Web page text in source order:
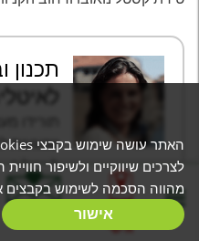
תכנון
שנוגעות
לאיטליה
לבנות את המסלול המקיף
הפרטים הקטנים.
בניית מסלול
אישי
לצרכים שיווקיים ולשיפור
מהווה הסכמה לשימוש בקבצים
אישור